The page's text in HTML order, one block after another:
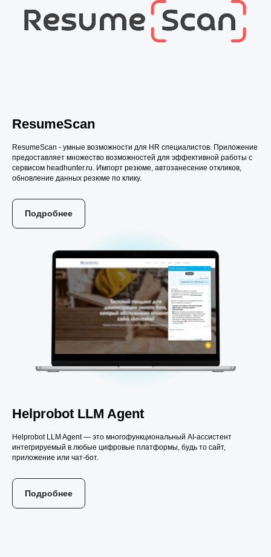
ResumeScan
ResumeScan - умные возможности для HR специалистов. Приложение
предоставляет множество возможностей для эффективной работы с
сервисом headhunter.ru. Импорт резюме, автозанесение откликов,
обновление данных резюме по клику.
Подробнее
Helprobot LLM Agent
Helprobot LLM Agent — это многофункциональный AI-ассистент
интегрируемый в любые цифровые платформы, будь то сайт,
приложение или чат-бот.
Подробнее